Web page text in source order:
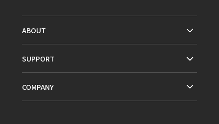
ABOUT
SUPPORT
COMPANY